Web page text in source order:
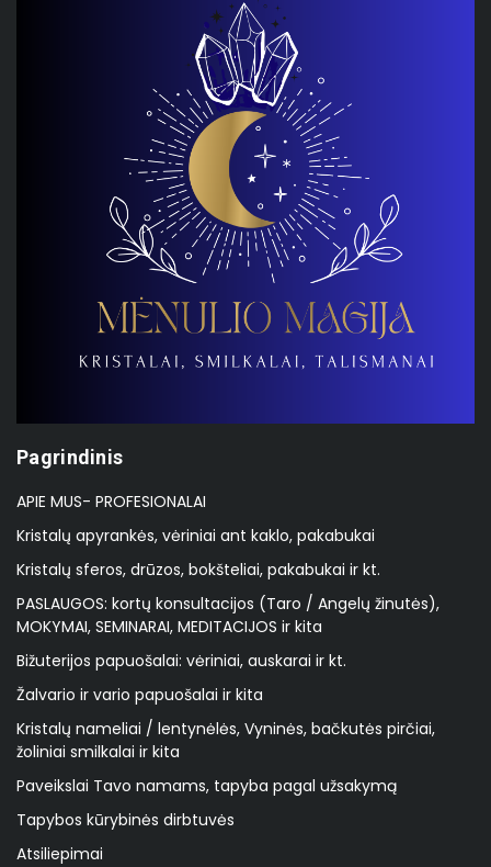
Pagrindinis
APIE MUS- PROFESIONALAI
Kristalų apyrankės, vėriniai ant kaklo, pakabukai
Kristalų sferos, drūzos, bokšteliai, pakabukai ir kt.
PASLAUGOS: kortų konsultacijos (Taro / Angelų žinutės),
MOKYMAI, SEMINARAI, MEDITACIJOS ir kita
Bižuterijos papuošalai: vėriniai, auskarai ir kt.
Žalvario ir vario papuošalai ir kita
Kristalų nameliai / lentynėlės, Vyninės, bačkutės pirčiai,
žoliniai smilkalai ir kita
Paveikslai Tavo namams, tapyba pagal užsakymą
Tapybos kūrybinės dirbtuvės
Atsiliepimai